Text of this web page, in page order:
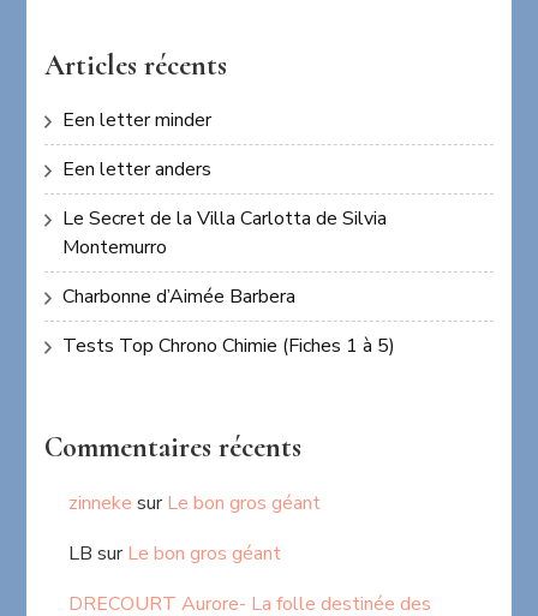
Articles récents
Een letter minder
Een letter anders
Le Secret de la Villa Carlotta de Silvia
Montemurro
Charbonne d’Aimée Barbera
Tests Top Chrono Chimie (Fiches 1 à 5)
Commentaires récents
zinneke surLe bon gros géant
LB surLe bon gros géant
DRECOURT Aurore- La folle destinée des